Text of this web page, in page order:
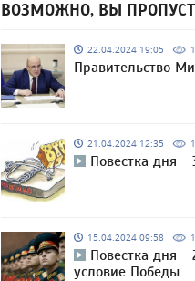
ВОЗМОЖНО, ВЫ
22.04.2024 19:05
Правительство
21.04.2024 12:35
Повестка дня -
15.04.2024 09:58
Повестка дня -
условие Победы